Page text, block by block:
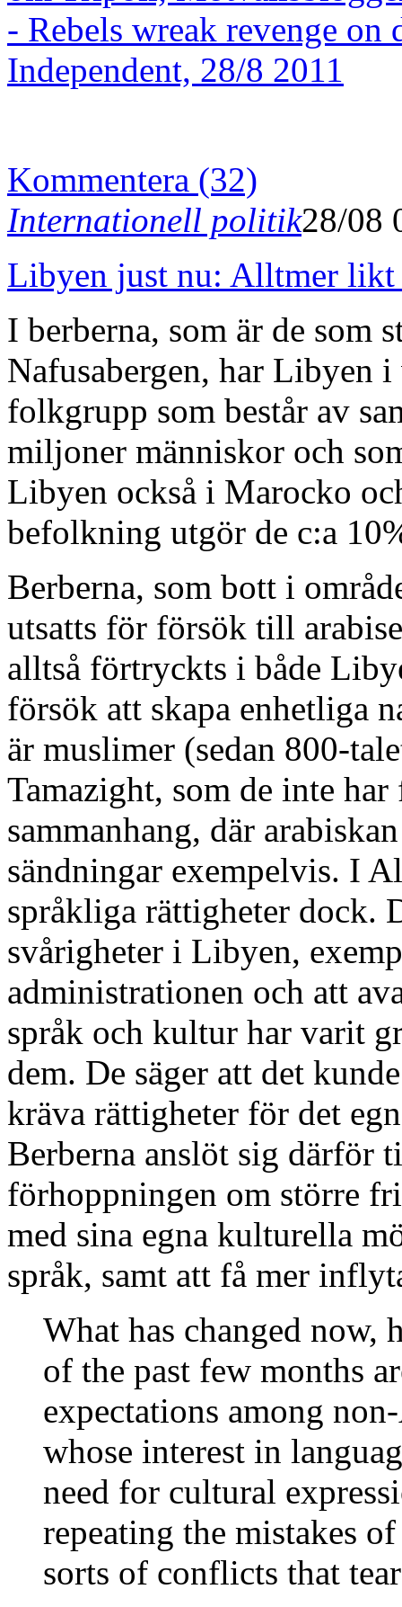
- Rebels wreak revenge on
Independent, 28/8 2011
Kommentera (32)
Internationell politik28/08
Libyen just nu: Alltmer likt
I berberna, som är de som
Nafusabergen, har Libyen
folkgrupp som består av
miljoner människor och
Libyen också i Marocko
befolkning utgör de c:a
Berberna, som bott i
utsatts för försök till
alltså förtryckts i både
försök att skapa enhetliga
är muslimer (sedan 800-
Tamazight, som de inte
sammanhang, där
sändningar exempelvis. I
språkliga rättigheter dock.
svårigheter i Libyen,
administrationen och att
språk och kultur har varit
dem. De säger att det
kräva rättigheter för det
Berberna anslöt sig därför
förhoppningen om större
med sina egna kulturella
språk, samt att få mer
What has changed now,
of the past few months
expectations among
whose interest in
need for cultural
repeating the mistakes
sorts of conflicts that